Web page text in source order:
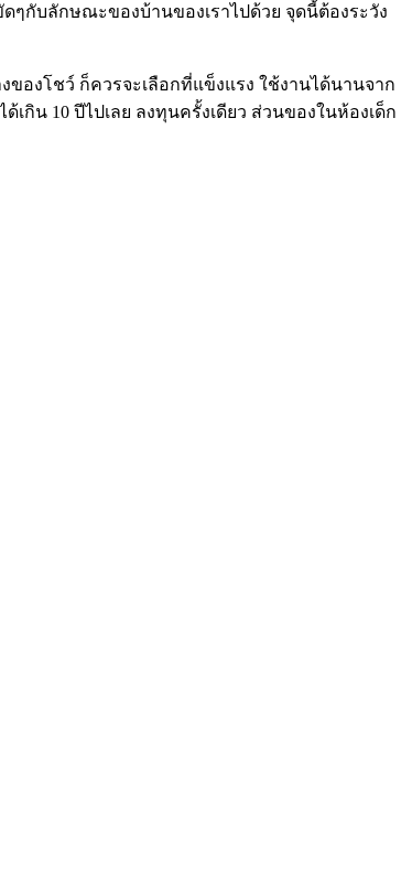
ๆกับลักษณะของบ้านของเราไปด้วย จุดนี้ต้องระวัง
องโชว์ ก็ควรจะเลือกที่แข็งแรง ใช้งานได้นานจาก
กิน 10 ปีไปเลย ลงทุนครั้งเดียว ส่วนของในห้องเด็ก